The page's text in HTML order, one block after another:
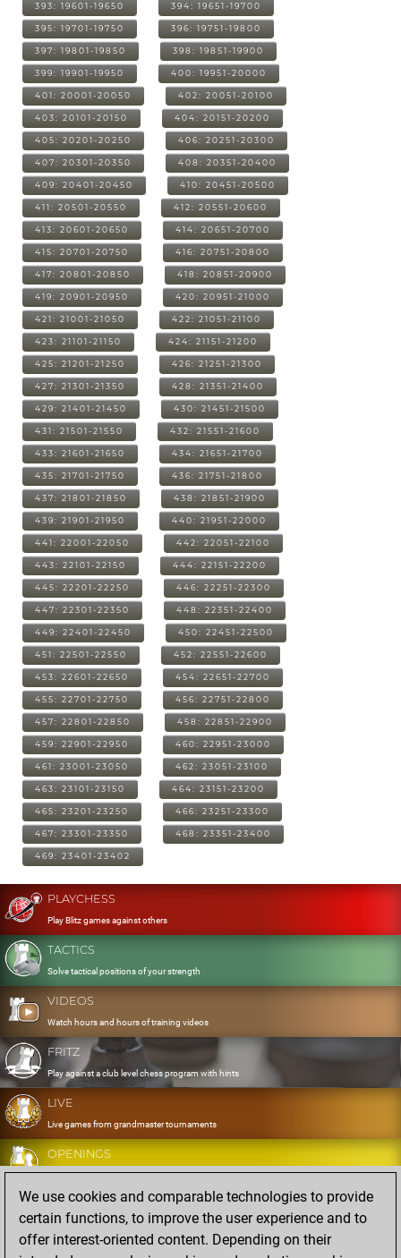
393: 19601-19650 394: 19651-19700
395: 19701-19750 396: 19751-19800
397: 19801-19850 398: 19851-19900
399: 19901-19950 400: 19951-20000
401: 20001-20050 402: 20051-20100
403: 20101-20150 404: 20151-20200
405: 20201-20250 406: 20251-20300
407: 20301-20350 408: 20351-20400
409: 20401-20450 410: 20451-20500
411: 20501-20550 412: 20551-20600
413: 20601-20650 414: 20651-20700
415: 20701-20750 416: 20751-20800
417: 20801-20850 418: 20851-20900
419: 20901-20950 420: 20951-21000
421: 21001-21050 422: 21051-21100
423: 21101-21150 424: 21151-21200
425: 21201-21250 426: 21251-21300
427: 21301-21350 428: 21351-21400
429: 21401-21450 430: 21451-21500
431: 21501-21550 432: 21551-21600
433: 21601-21650 434: 21651-21700
435: 21701-21750 436: 21751-21800
437: 21801-21850 438: 21851-21900
439: 21901-21950 440: 21951-22000
441: 22001-22050 442: 22051-22100
443: 22101-22150 444: 22151-22200
445: 22201-22250 446: 22251-22300
447: 22301-22350 448: 22351-22400
449: 22401-22450 450: 22451-22500
451: 22501-22550 452: 22551-22600
453: 22601-22650 454: 22651-22700
455: 22701-22750 456: 22751-22800
457: 22801-22850 458: 22851-22900
459: 22901-22950 460: 22951-23000
461: 23001-23050 462: 23051-23100
463: 23101-23150 464: 23151-23200
465: 23201-23250 466: 23251-23300
467: 23301-23350 468: 23351-23400
469: 23401-23402
PLAYCHESS
Play Blitz games against others
TACTICS
Solve tactical positions of your strength
VIDEOS
Watch hours and hours of training videos
FRITZ
Play against a club level chess program with hints
LIVE
Live games from grandmaster tournaments
OPENINGS
Develop and exercise your openings
DATABASE
Eight million strong games
We use cookies and comparable technologies to provide
certain functions, to improve the user experience and to
offer interest-oriented content. Depending on their